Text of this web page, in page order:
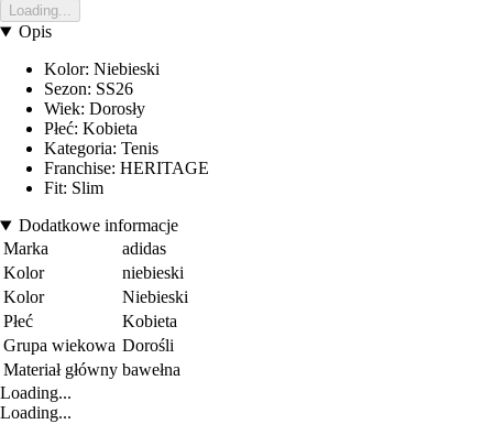
Loading...
Opis
Kolor: Niebieski
Sezon: SS26
Wiek: Dorosły
Płeć: Kobieta
Kategoria: Tenis
Franchise: HERITAGE
Fit: Slim
Dodatkowe informacje
Marka
adidas
Kolor
niebieski
Kolor
Niebieski
Płeć
Kobieta
Grupa wiekowa Dorośli
Materiał główny bawełna
Loading...
Loading...